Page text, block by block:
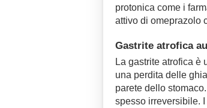
protonica come i
attivo di omeprazolo
Gastrite atrofica
La gastrite atrofica è
una perdita delle
parete dello
spesso irreversibile.